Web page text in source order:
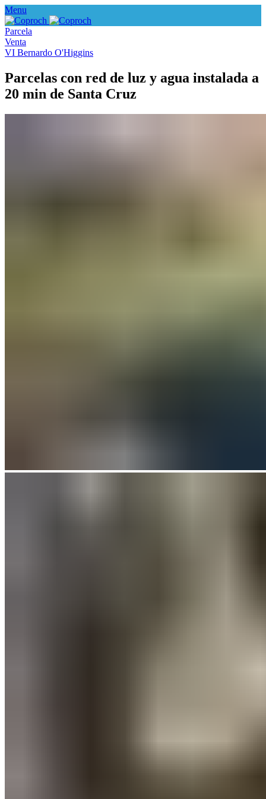
Menu
Parcela
Venta
VI Bernardo O'Higgins
Parcelas con red de luz y agua instalada a
20 min de Santa Cruz